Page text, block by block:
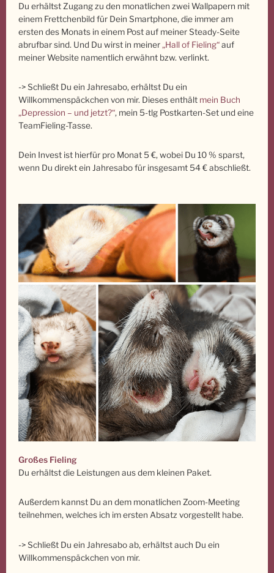
Du erhältst Zugang zu den monatlichen zwei Wallpapern mit
einem Frettchenbild für Dein Smartphone, die immer am
ersten des Monats in einem Post auf meiner Steady-Seite
abrufbar sind. Und Du wirst in meiner „Hall of Fieling“auf
meiner Website namentlich erwähnt bzw. verlinkt.
-> Schließt Du ein Jahresabo, erhältst Du ein
Willkommenspäckchen von mir. Dieses enthält mein Buch
„Depression – und jetzt?“, mein 5-tlg Postkarten-Set und eine
TeamFieling-Tasse.
Dein Invest ist hierfür pro Monat 5 €, wobei Du 10 % sparst,
wenn Du direkt ein Jahresabo für insgesamt 54 € abschließt.
Großes Fieling
Du erhältst die Leistungen aus dem kleinen Paket.
Außerdem kannst Du an dem monatlichen Zoom-Meeting
teilnehmen, welches ich im ersten Absatz vorgestellt habe.
-> Schließt Du ein Jahresabo ab, erhältst auch Du ein
Willkommenspäckchen von mir.